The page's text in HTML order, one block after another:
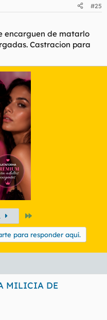
#25
encarguen de matarlo
Castracion para
para responder aquí.
MILICIA DE